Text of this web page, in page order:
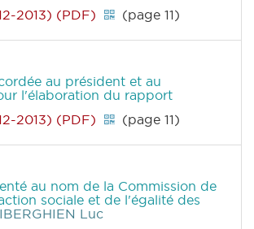
2013) (PDF)
(page 11)
au président et au
l'élaboration du rapport
2013) (PDF)
(page 11)
au nom de la Commission de
sociale et de l'égalité des
Luc